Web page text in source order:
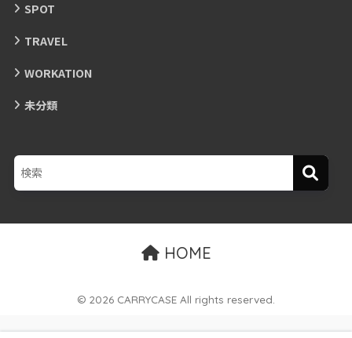
SPOT
TRAVEL
WORKATION
未分類
HOME
© 2026 CARRYCASE All rights reserved.